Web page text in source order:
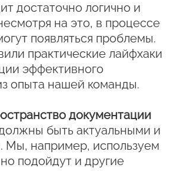
достаточно логично и
на это, в процессе
появляться проблемы.
практические лайфхаки
эффективного
опыта нашей команды.
документации
быть актуальными и
Мы, например, используем
подойдут и другие